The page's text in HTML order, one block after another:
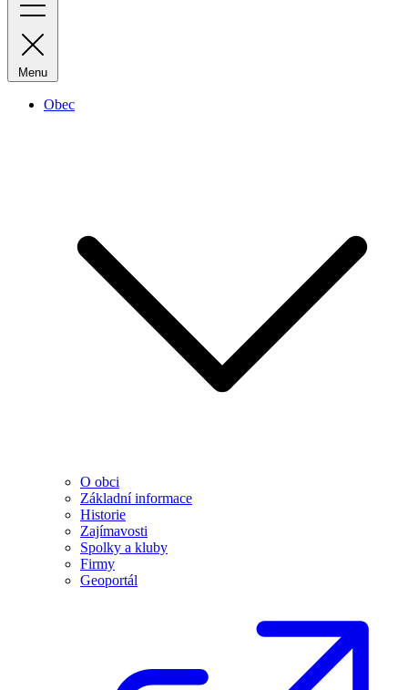
Menu
Obec
O obci
Základní informace
Historie
Zajímavosti
Spolky a kluby
Firmy
Geoportál